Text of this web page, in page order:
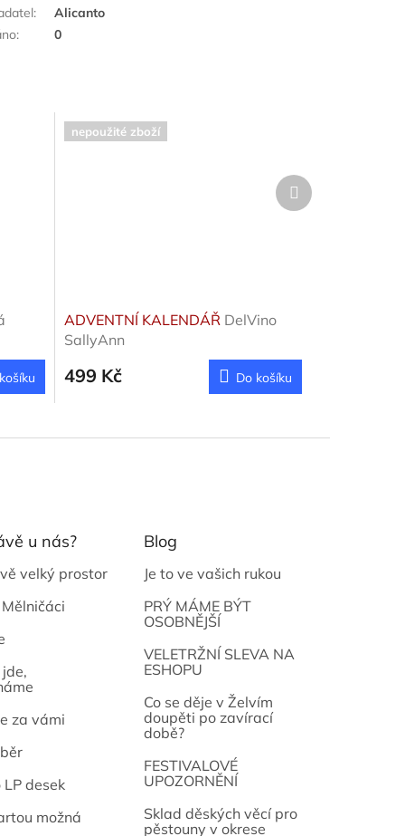
:
Alicanto
: 0
nepoužité zboží
ADVENTNÍ KALENDÁŘ DelVino
SallyAnn
499 Kč Do košíku
Další
produkt
u nás?
velký prostor
za vámi
desek
možná
Blog
Je to ve vašich rukou
PRÝ MÁME BÝT
OSOBNĚJŠÍ
VELETRŽNÍ SLEVA NA
ESHOPU
Co se děje v Želvím
doupěti po zavírací
době?
FESTIVALOVÉ
UPOZORNĚNÍ
Sklad děských věcí pro
pěstouny v okrese